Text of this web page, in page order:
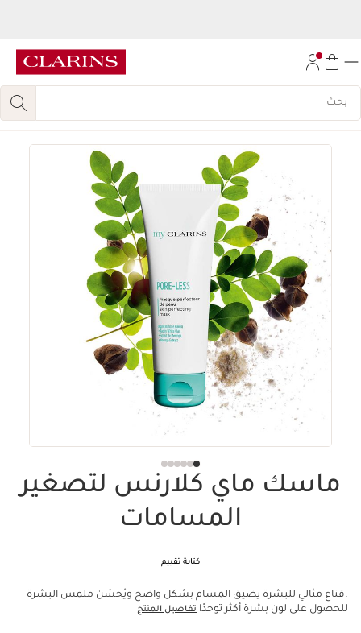
انتقل إلى أسفل الصفحة
ماسك ماي كلارنس لتصغير
المسامات
كتابة تقييم
.قناع مثالي للبشرة يضيق المسام بشكل واضح ويُحسّن ملمس البشرة
للحصول على لون بشرة أكثر توحدًا تفاصيل المنتج